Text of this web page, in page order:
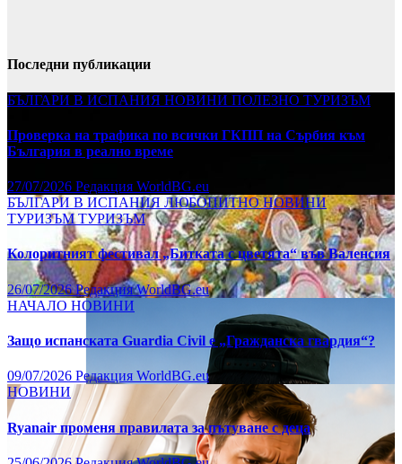
Последни публикации
БЪЛГАРИ В ИСПАНИЯ НОВИНИ ПОЛЕЗНО ТУРИЗЪМ
Проверка на трафика по всички ГКПП на Сърбия към
България в реално време
27/07/2026 Редакция WorldBG.eu
БЪЛГАРИ В ИСПАНИЯ ЛЮБОПИТНОНОВИНИ
ТУРИЗЪМТУРИЗЪМ
Колоритният фестивал „Битката с цветята“ във Валенсия
26/07/2026Редакция WorldBG.eu
НАЧАЛО НОВИНИ
Защо испанската Guardia Civil е „Гражданска гвардия“?
09/07/2026 Редакция WorldBG.eu
НОВИНИ
Ryanair променя правилата за пътуване с деца